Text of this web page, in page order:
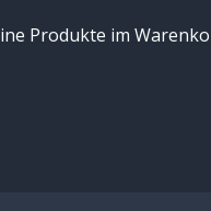
Produkte im